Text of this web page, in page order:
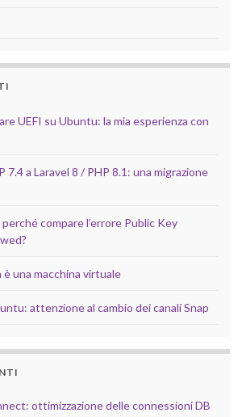
UEFI su Ubuntu: la mia esperienza con
7.4 a Laravel 8 / PHP 8.1: una migrazione
compare l’errore Public Key
una macchina virtuale
attenzione al cambio dei canali Snap
ottimizzazione delle connessioni DB